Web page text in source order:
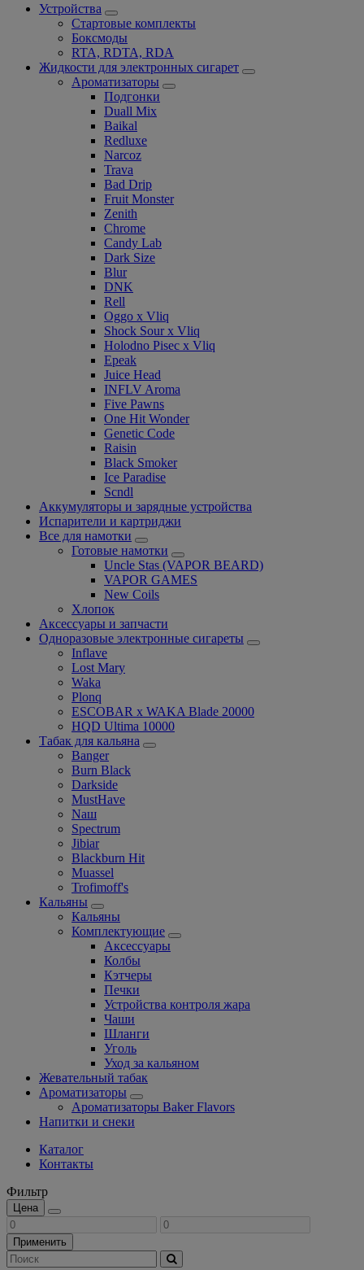
Устройства
Стартовые комплекты
Боксмоды
RTA, RDTA, RDA
Жидкости для электронных сигарет
Ароматизаторы
Подгонки
Duall Mix
Baikal
Redluxe
Narcoz
Trava
Bad Drip
Fruit Monster
Zenith
Chrome
Candy Lab
Dark Size
Blur
DNK
Rell
Oggo x Vliq
Shock Sour x Vliq
Holodno Pisec x Vliq
Epeak
Juice Head
INFLV Aroma
Five Pawns
One Hit Wonder
Genetic Code
Raisin
Black Smoker
Ice Paradise
Scndl
Аккумуляторы и зарядные устройства
Испарители и картриджи
Все для намотки
Готовые намотки
Uncle Stas (VAPOR BEARD)
VAPOR GAMES
New Coils
Хлопок
Аксессуары и запчасти
Одноразовые электронные сигареты
Inflave
Lost Mary
Waka
Plonq
ESCOBAR x WAKA Blade 20000
HQD Ultima 10000
Табак для кальяна
Banger
Burn Black
Darkside
MustHave
Nаш
Spectrum
Jibiar
Blackburn Hit
Muassel
Trofimoff's
Кальяны
Кальяны
Комплектующие
Аксессуары
Колбы
Кэтчеры
Печки
Устройства контроля жара
Чаши
Шланги
Уголь
Уход за кальяном
Жевательный табак
Ароматизаторы
Ароматизаторы Baker Flavors
Напитки и снеки
Каталог
Контакты
Фильтр
Цена
Применить